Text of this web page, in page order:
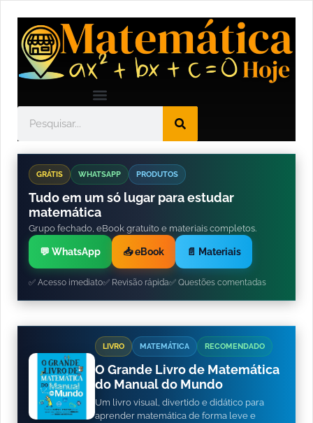
GRÁTIS WHATSAPP PRODUTOS
Tudo em um só lugar para estudar
matemática
Grupo fechado, eBook gratuito e materiais completos.
💬 WhatsApp 📥 eBook 📄 Materiais
✅ Acesso imediato✅ Revisão rápida✅ Questões comentadas
LIVRO MATEMÁTICA RECOMENDADO
O Grande Livro de Matemática
do Manual do Mundo
Um livro visual, divertido e didático para
aprender matemática de forma leve e